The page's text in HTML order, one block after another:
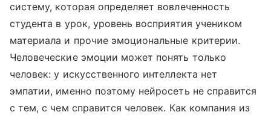
систему, которая определяет вовлеченность
студента в урок, уровень восприятия учеником
материала и прочие эмоциональные критерии.
Человеческие эмоции может понять только
человек: у искусственного интеллекта нет
эмпатии, именно поэтому нейросеть не справится
с тем, с чем справится человек. Как компания из